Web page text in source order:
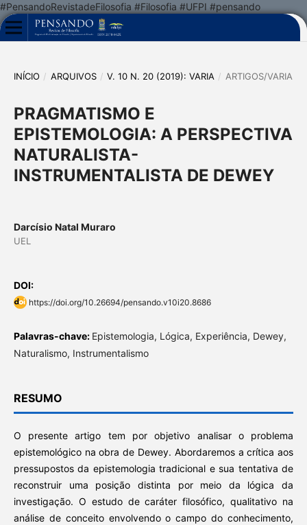
#PensandoRevistadeFilosofia #Filosofia #UFPI #pensando
INÍCIO / ARQUIVOS / V. 10 N. 20 (2019): VARIA / ARTIGOS/VARIA
PRAGMATISMO E
EPISTEMOLOGIA: A PERSPECTIVA
NATURALISTA-
INSTRUMENTALISTA DE DEWEY
Darcísio Natal Muraro
UEL
DOI:
https://doi.org/10.26694/pensando.v10i20.8686
Palavras-chave: Epistemologia, Lógica, Experiência, Dewey,
Naturalismo, Instrumentalismo
RESUMO
O presente artigo tem por objetivo analisar o problema
epistemológico na obra de Dewey. Abordaremos a crítica aos
pressupostos da epistemologia tradicional e sua tentativa de
reconstruir uma posição distinta por meio da lógica da
investigação. O estudo de caráter filosófico, qualitativo na
análise de conceito envolvendo o campo do conhecimento,